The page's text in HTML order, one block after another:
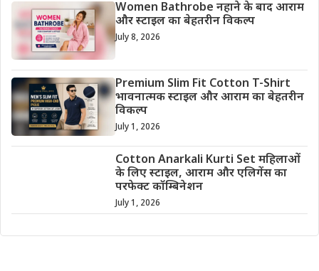
Women Bathrobe नहाने के बाद आराम
और स्टाइल का बेहतरीन विकल्प
July 8, 2026
Premium Slim Fit Cotton T-Shirt
भावनात्मक स्टाइल और आराम का बेहतरीन
विकल्प
July 1, 2026
Cotton Anarkali Kurti Set महिलाओं
के लिए स्टाइल, आराम और एलिगेंस का
परफेक्ट कॉम्बिनेशन
July 1, 2026